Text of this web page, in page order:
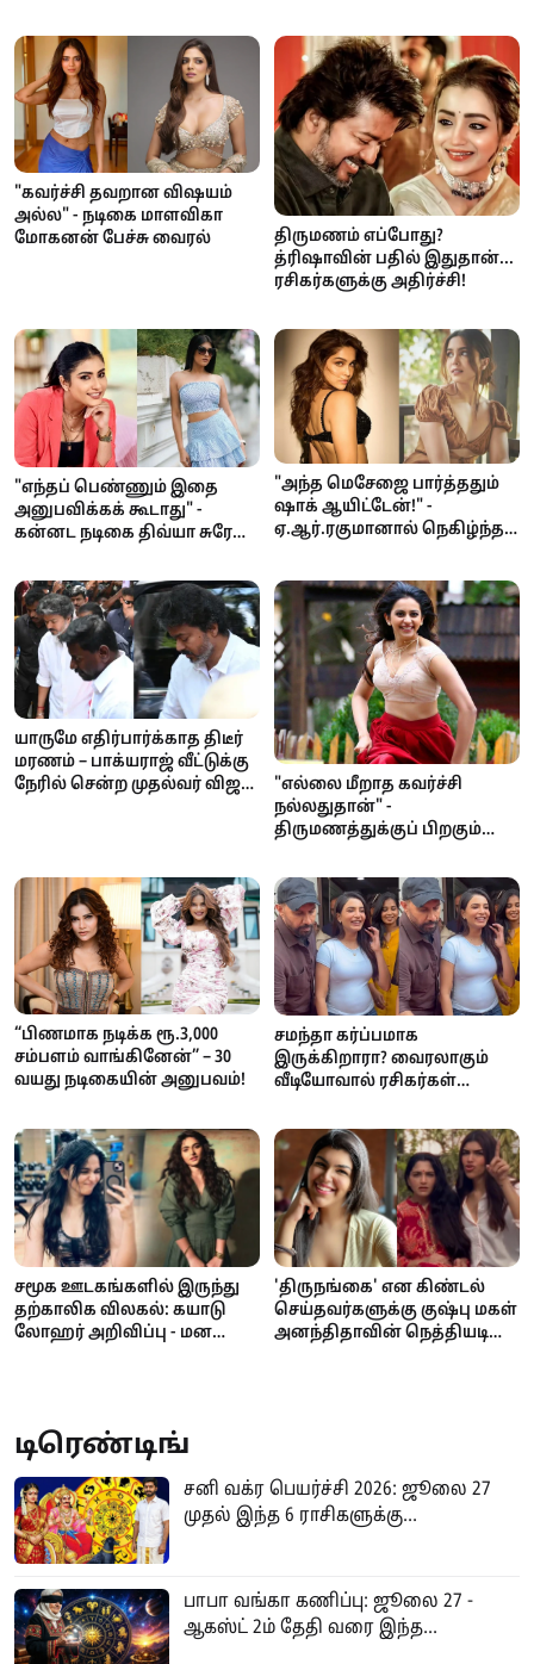
காணொளி
"கவர்ச்சி தவறான விஷயம்
அல்ல" - நடிகை மாளவிகா
மோகனன் பேச்சு வைரல்
திருமணம் எப்போது?
த்ரிஷாவின் பதில் இதுதான்...
ரசிகர்களுக்கு அதிர்ச்சி!
"எந்தப் பெண்ணும் இதை
அனுபவிக்கக் கூடாது" -
கன்னட நடிகை திவ்யா சுரேஷ்
தொல்லை; பெங்களூர்
போலீசுக்கு கேள்வி!
"அந்த மெசேஜை பார்த்ததும்
ஷாக் ஆயிட்டேன்!" -
ஏ.ஆர்.ரகுமானால் நெகிழ்ந்த
யாருமே எதிர்பார்க்காத திடீர்
மரணம் – பாக்யராஜ் வீட்டுக்கு
நேரில் சென்ற முதல்வர் விஜய்;
"எல்லை மீறாத கவர்ச்சி
நல்லதுதான்" -
திருமணத்துக்குப் பிறகும்
ரகுல் பிரீத் சிங் பேட்டி
“பிணமாக நடிக்க ரூ.3,000
சம்பளம் வாங்கினேன்” – 30
வயது நடிகையின் அனுபவம்!
சமந்தா கர்ப்பமாக
இருக்கிறாரா? வைரலாகும்
வீடியோவால் ரசிகர்கள்
சமூக ஊடகங்களில் இருந்து
தற்காலிக விலகல்: கயாடு
லோஹர் அறிவிப்பு - மன
'திருநங்கை' என கிண்டல்
செய்தவர்களுக்கு குஷ்பு மகள்
அனந்திதாவின் நெத்தியடி
டிரெண்டிங்
சனி வக்ர பெயர்ச்சி 2026: ஜூலை 27
முதல் இந்த 6 ராசிகளுக்கு...
பாபா வங்கா கணிப்பு: ஜூலை 27 -
ஆகஸ்ட் 2ம் தேதி வரை இந்த...